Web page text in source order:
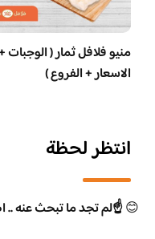
منيو فلافل ثمار ( الوجبات
الاسعار + الفروع )
انتظر لحظة
😊☝️لم تجد ما تبحث عنه ..